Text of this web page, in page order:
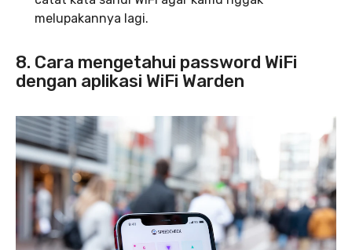
melupakannya lagi.
8. Cara mengetahui password WiFi
dengan aplikasi WiFi Warden